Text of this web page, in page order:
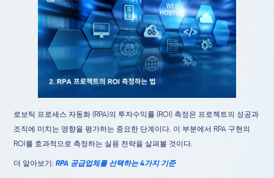
로보틱 프로세스 자동화 (RPA)의 투자수익률 (ROI) 측정은 프로젝트의 성공과
조직에 미치는 영향을 평가하는 중요한 단계이다. 이 부분에서 RPA 구현의
ROI를 효과적으로 측정하는 실용 전략을 살펴볼 것이다.
더 알아보기:RPA 공급업체를 선택하는 4가지 기준